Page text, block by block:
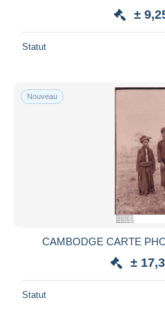
±
Statut
Nouveau
CAMBODGE CARTE
±
Statut